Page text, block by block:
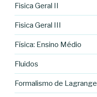
Fisica Geral II
Fisica Geral III
Física: Ensino Médio
Fluidos
Formalismo de Lagrange